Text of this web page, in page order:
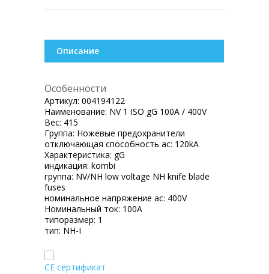
Описание
Особенности
Артикул: 004194122
Наименование: NV 1 ISO gG 100A / 400V
Вес: 415
Группа: Ножевые предохранители
отключающая способность ac: 120kA
Характеристика: gG
индикация: kombi
группа: NV/NH low voltage NH knife blade
fuses
номинальное напряжение ac: 400V
Номинальный ток: 100A
типоразмер: 1
тип: NH-I
CE сертификат